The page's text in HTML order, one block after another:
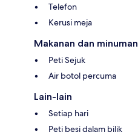
Telefon
Kerusi meja
Makanan dan minuman
Peti Sejuk
Air botol percuma
Lain-lain
Setiap hari
Peti besi dalam bilik